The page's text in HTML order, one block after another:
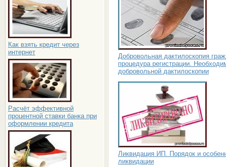
Как взять кредит через
интернет
Расчёт эффективной
процентной ставки банка при
оформлении кредита
Добровольная дактилоскопия
процедура регистрации.
добровольной дактилоскопии
Ликвидация ИП. Порядок и
ликвидации